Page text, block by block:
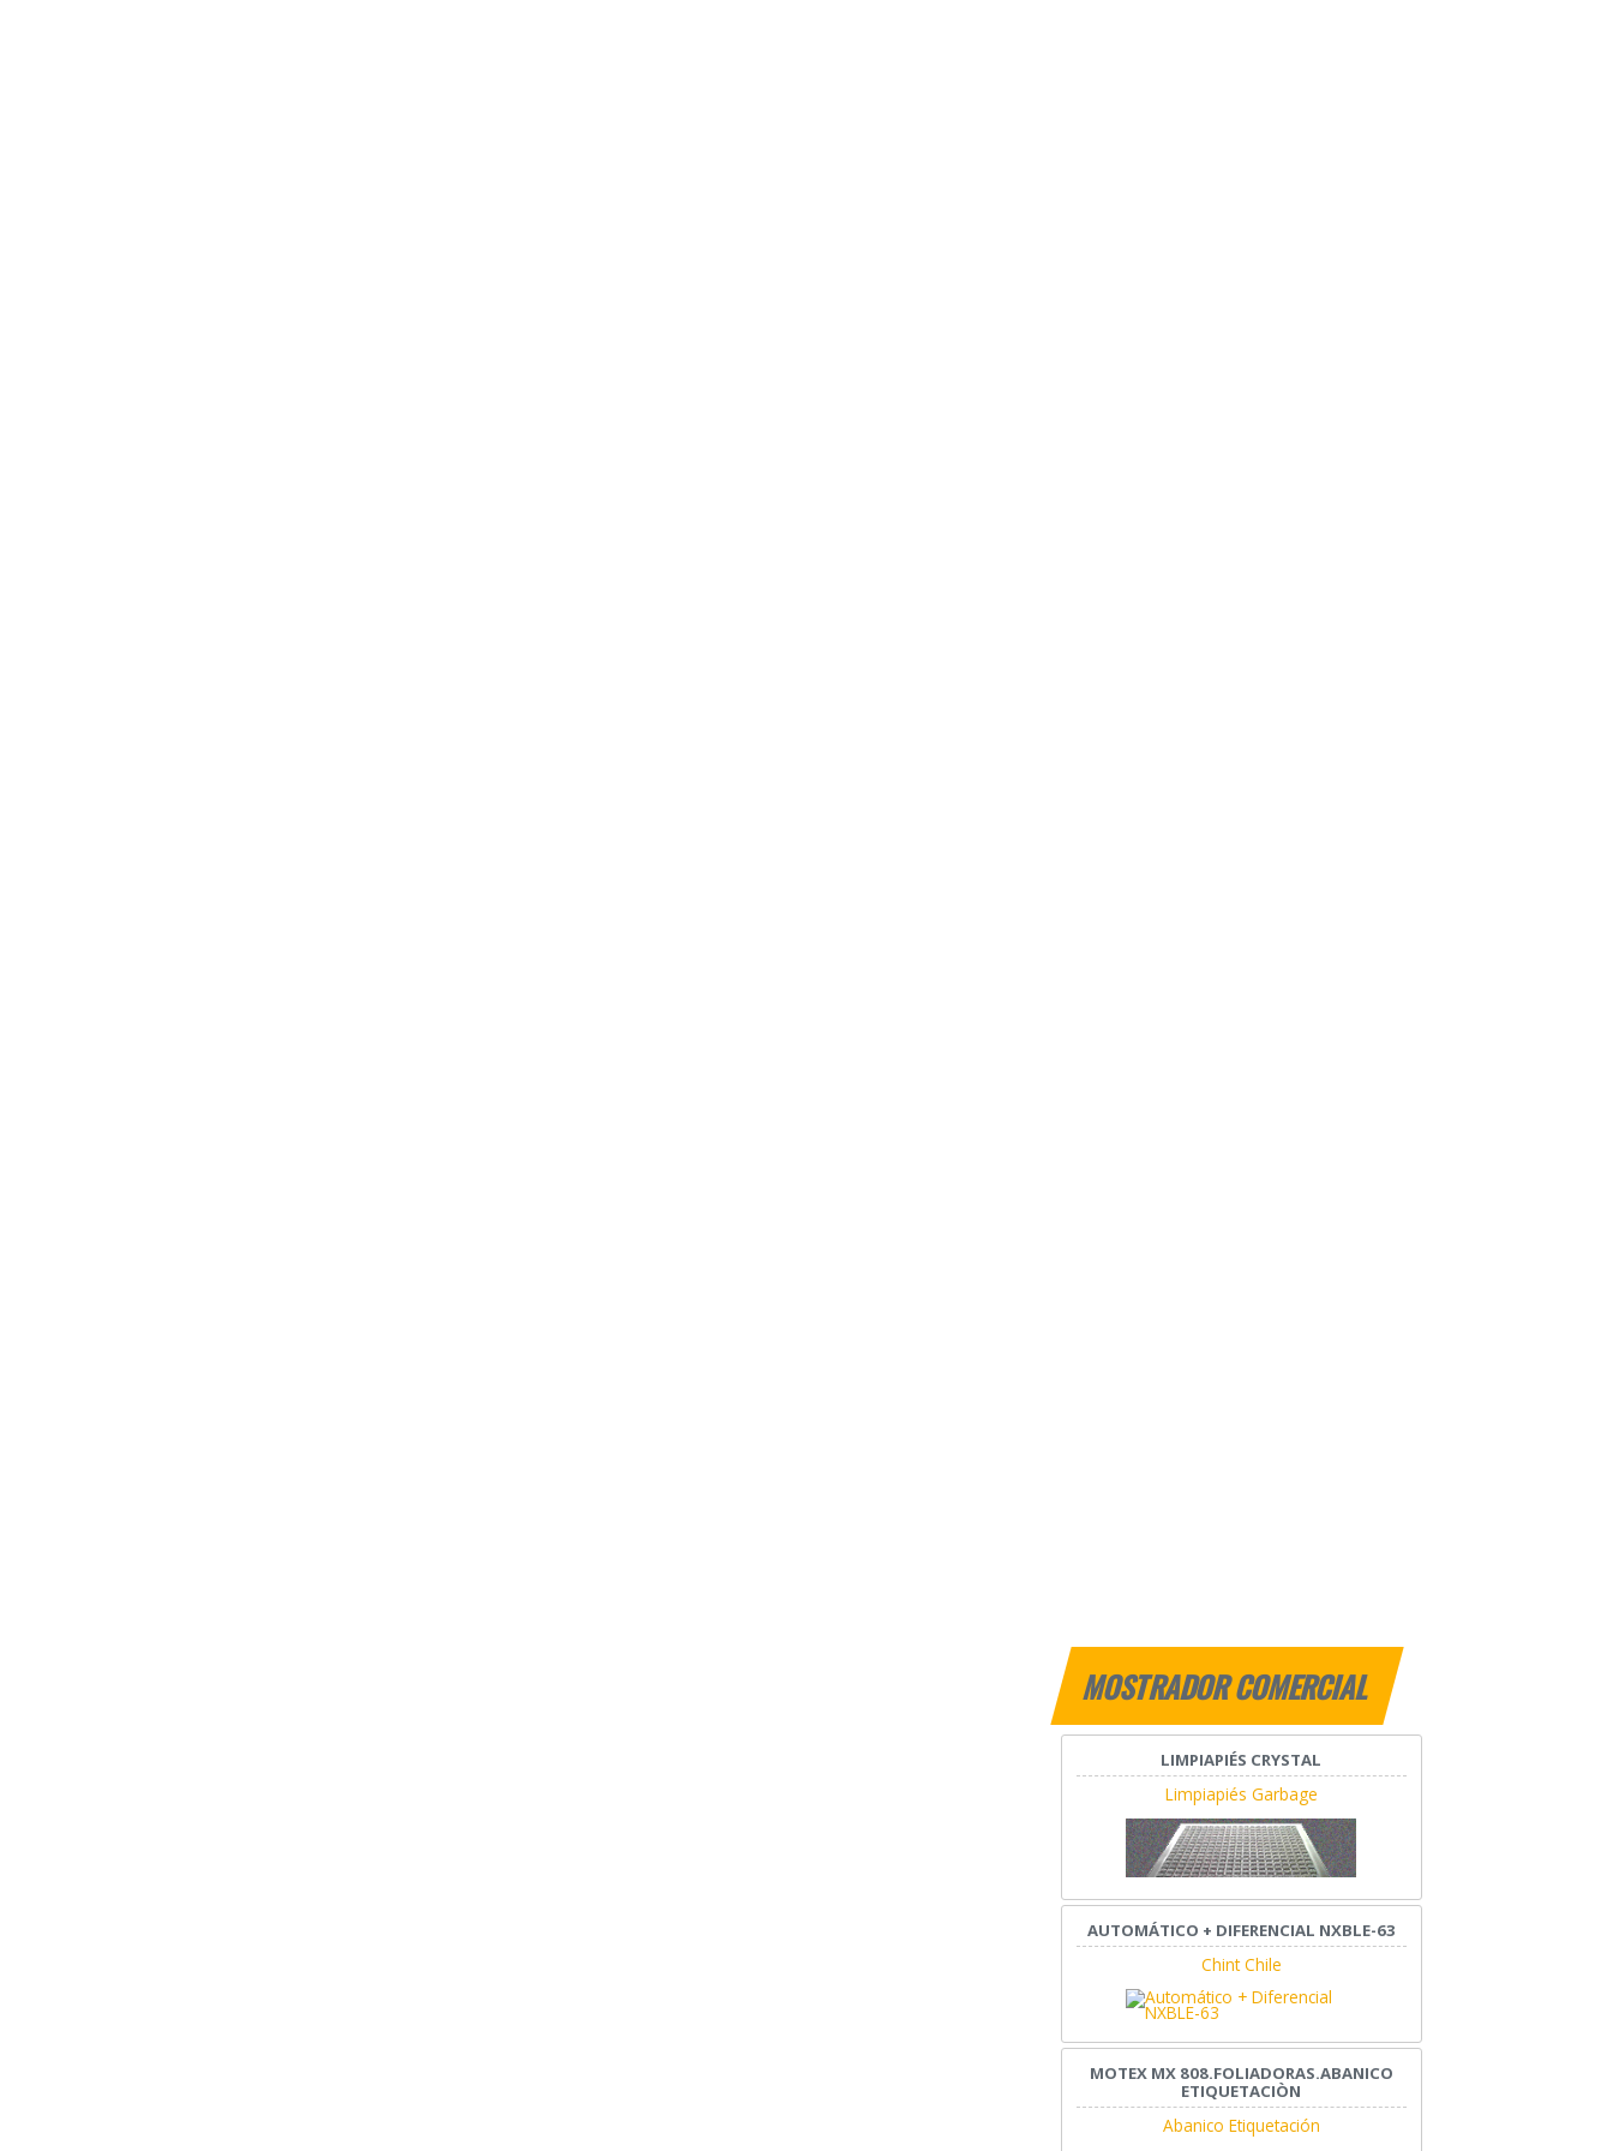
MOSTRADOR COMERCIAL
LIMPIAPIÉS CRYSTAL
Limpiapiés Garbage
AUTOMÁTICO + DIFERENCIAL NXBLE-63
Chint Chile
MOTEX MX 808.FOLIADORAS.ABANICO
ETIQUETACIÒN
Abanico Etiquetación